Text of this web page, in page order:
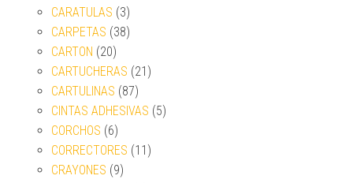
CARATULAS (3)
CARPETAS (38)
CARTON (20)
CARTUCHERAS (21)
CARTULINAS (87)
CINTAS ADHESIVAS (5)
CORCHOS (6)
CORRECTORES (11)
CRAYONES (9)